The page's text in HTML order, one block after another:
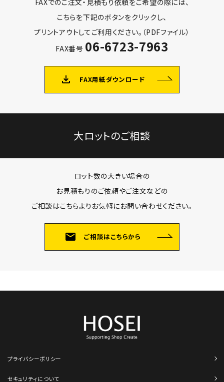
こちらを下記のボタンをクリックし、
プリントアウトしてご利用ください。（PDFファイル）
FAX番号 06-6723-7963
file_download FAX用紙ダウンロード
大ロットのご相談
ロット数の大きい場合の
お見積もりのご依頼やご注文などの
ご相談はこちらよりお気軽にお問い合わせください。
mail ご相談はこちらから
プライバシーポリシー
セキュリティについて